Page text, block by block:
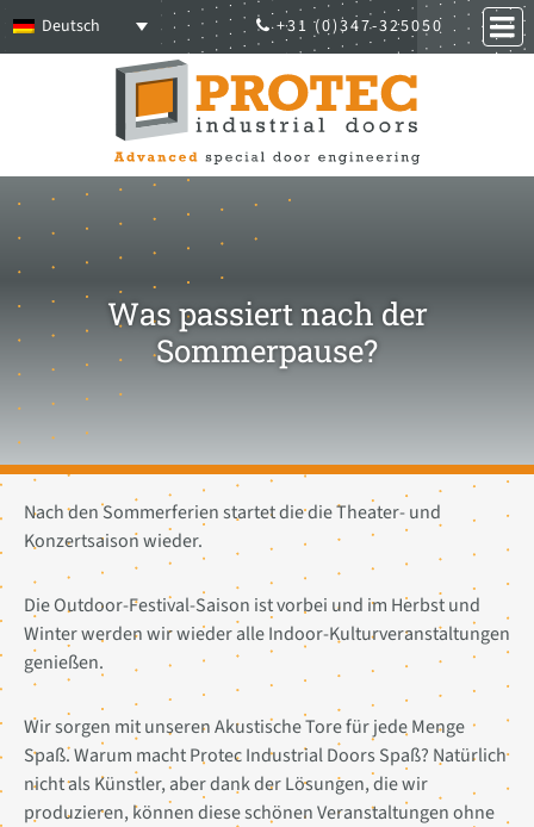
+31 (0)347-325050
Deutsch
Was passiert nach der
Sommerpause?
Nach den Sommerferien startet die die Theater- und
Konzertsaison wieder.
Die Outdoor-Festival-Saison ist vorbei und im Herbst und
Winter werden wir wieder alle Indoor-Kulturveranstaltungen
genießen.
Wir sorgen mit unseren Akustische Tore für jede Menge
Spaß. Warum macht Protec Industrial Doors Spaß? Natürlich
nicht als Künstler, aber dank der Lösungen, die wir
produzieren, können diese schönen Veranstaltungen ohne